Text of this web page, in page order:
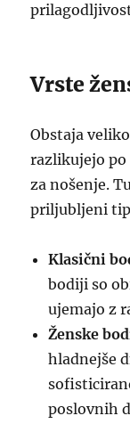
Vrste
Obstaja
razlikujejo
za nošenje.
priljubljeni
Klasični
bodiji so
ujemajo z
Ženske
hladnejše
poslovnih